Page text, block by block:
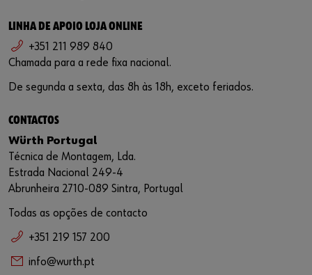
LINHA DE APOIO LOJA ONLINE
+351 211 989 840
Chamada para a rede fixa nacional.
De segunda a sexta, das 8h às 18h, exceto feriados.
CONTACTOS
Würth Portugal
Técnica de Montagem, Lda.
Estrada Nacional 249-4
Abrunheira 2710-089 Sintra, Portugal
Todas as opções de contacto
+351 219 157 200
info@wurth.pt